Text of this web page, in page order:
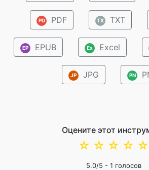
PD PDF TX TXT
EP EPUB Ex Excel
JP JPG PN
Оцените этот
☆
☆
☆
☆
☆
5.0/5 - 1 голосов